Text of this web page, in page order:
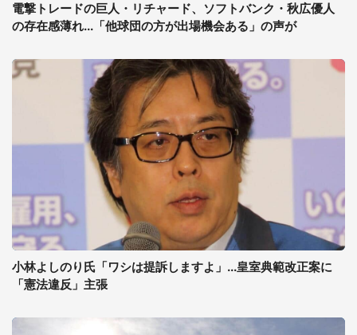
電撃トレードの巨人・リチャード、ソフトバンク・秋広優人
の存在感薄れ...「他球団の方が出場機会ある」の声が
小林よしのり氏「ワシは提訴しますよ」...皇室典範改正案に
「憲法違反」主張